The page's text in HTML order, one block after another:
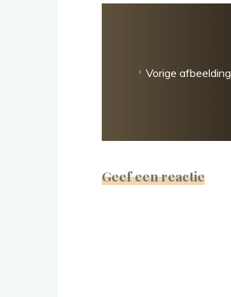
Vorige afbeelding
Geef een reactie